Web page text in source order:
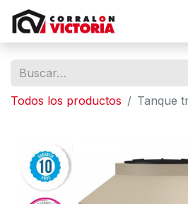
Todos los productos Tanque